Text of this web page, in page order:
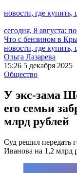
новости, где купить,
сегодня, 8 августа:
Что с бензином в
новости, где купить,
Ольга Лазарева
15:26 5 декабря 2025
Общество
У экс-зама
его семьи
млрд рублей
Суд решил передать
Иванова на 1,2 млрд